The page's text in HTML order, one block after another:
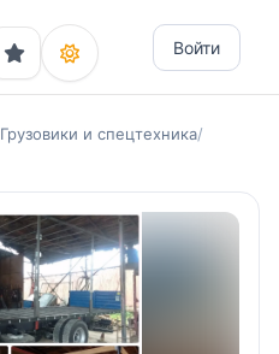
Войти
Грузовики и спецтехника/